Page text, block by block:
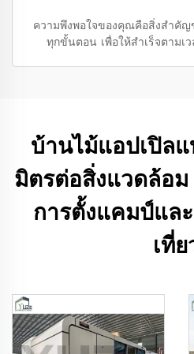
ความพึงพอใจของคุณคือสิ่งสำคัญ
ทุกขั้นตอน เพื่อให้สำเร็จตามเ
บ้านไม้แอปเปิล
มิตรต่อสิ่งแวดล้อ
การตั้งแคมป์แล
เที่ย